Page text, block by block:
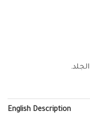
English Description